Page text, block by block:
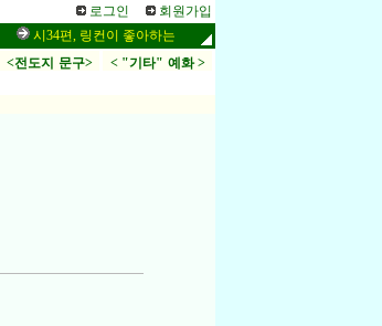
로그인 회원가입
시34편, 링컨이 좋아하는 말씀,응답,두려움
<전도지 문구>
< "기타" 예화 >